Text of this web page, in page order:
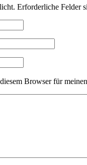
Erforderliche Felder
Browser für